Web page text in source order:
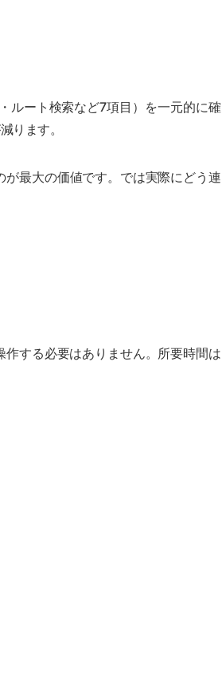
ルート検索など7項目）を一元的に確
ります。
最大の価値です。では実際にどう連
する必要はありません。所要時間は